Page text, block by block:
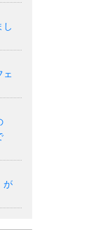
し
ェ
が